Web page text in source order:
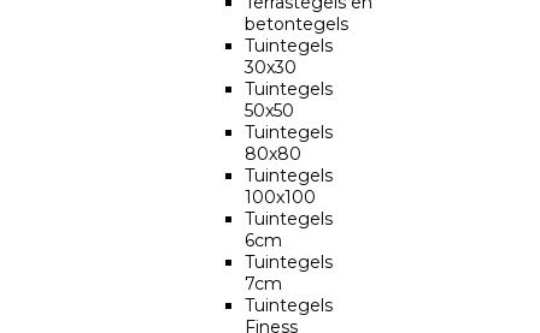
betontegels
Tuintegels
30x30
Tuintegels
50x50
Tuintegels
80x80
Tuintegels
100x100
Tuintegels
6cm
Tuintegels
7cm
Tuintegels
Finess